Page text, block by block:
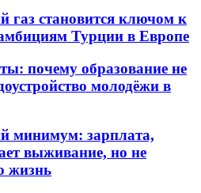
газ становится ключом к
Турции в Европе
почему образование не
молодёжи в
минимум: зарплата,
выживание, но не
жизнь